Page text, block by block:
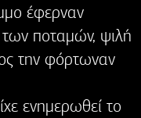
έφερναν
των ποταμών, ψιλή
την φόρτωναν
ενημερωθεί το